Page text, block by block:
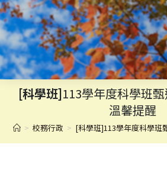
跳
轉
至
主
[科學班]113學年度科學班
溫馨提醒
> 校務行政 > [科學班]113學年度科學班